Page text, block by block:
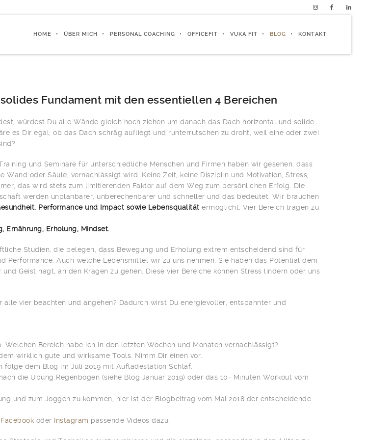
HOME ÜBER MICH PERSONAL COACHING OFFICEFIT VUKA FIT BLOG KONTAKT
Fundament mit den essentiellen 4 Bereichen
würdest Du alle Wände gleich hoch ziehen um danach das Dach horizontal und solide
es Dir egal, ob das Dach schräg aufliegt und runterrutschen zu droht, weil eine oder zwei
und Seminare für unterschiedliche Menschen und Firmen haben wir gesehen, dass
Wand oder Säule, vernachlässigt wird. Keine Zeit, keine Disziplin und Motivation, Stress,
das wird stets zum limitierenden Faktor auf dem Weg zum persönlichen Erfolg. Die
werden unplanbarer, unberechenbarer und schneller und das bedeutet: Wir brauchen
Performance und Impact sowie Lebensqualität ermöglicht. Vier Bereich tragen zu
Ernährung, Erholung, Mindset.
Studien, die belegen, dass Bewegung und Erholung extrem entscheidend sind für
Performance. Auch welche Lebensmittel wir zu uns nehmen. Sie haben das Potential dem
Geist nagt, an den Kragen zu gehen. Diese vier Bereiche können Stress lindern oder uns
alle vier beachten und angehen? Dadurch wirst Du energievoller, entspannter und
Welchen Bereich habe ich in den letzten Wochen und Monaten vernachlässigt?
wirklich gute und wirksame Tools. Nimm Dir einen vor.
folge dem Blog im Juli 2019 mit Aufladestation Schlaf.
die Übung Regenbogen (siehe Blog Januar 2019) oder das 10- Minuten Workout vom
und zum Joggen zu kommen, hier ist der Blogbeitrag vom Mai 2018 der entscheidende
Facebook oder Instagram passende Videos dazu.